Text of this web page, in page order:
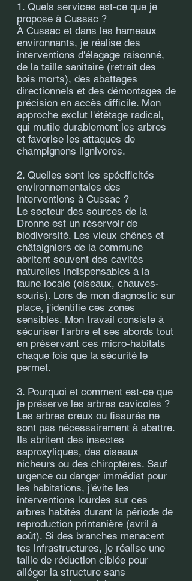
1. Quels services est-ce que je
propose à Cussac ?
À Cussac et dans les hameaux
environnants, je réalise des
interventions d'élagage raisonné,
de la taille sanitaire (retrait des
bois morts), des abattages
directionnels et des démontages de
précision en accès difficile. Mon
approche exclut l'étêtage radical,
qui mutile durablement les arbres
et favorise les attaques de
champignons lignivores.
2. Quelles sont les spécificités
environnementales des
interventions à Cussac ?
Le secteur des sources de la
Dronne est un réservoir de
biodiversité. Les vieux chênes et
châtaigniers de la commune
abritent souvent des cavités
naturelles indispensables à la
faune locale (oiseaux, chauves-
souris). Lors de mon diagnostic sur
place, j'identifie ces zones
sensibles. Mon travail consiste à
sécuriser l'arbre et ses abords tout
en préservant ces micro-habitats
chaque fois que la sécurité le
permet.
3. Pourquoi et comment est-ce que
je préserve les arbres cavicoles ?
Les arbres creux ou fissurés ne
sont pas nécessairement à abattre.
Ils abritent des insectes
saproxyliques, des oiseaux
nicheurs ou des chiroptères. Sauf
urgence ou danger immédiat pour
les habitations, j'évite les
interventions lourdes sur ces
arbres habités durant la période de
reproduction printanière (avril à
août). Si des branches menacent
tes infrastructures, je réalise une
taille de réduction ciblée pour
alléger la structure sans